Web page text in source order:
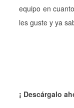
equipo en
les guste y ya
¡ Descárgalo